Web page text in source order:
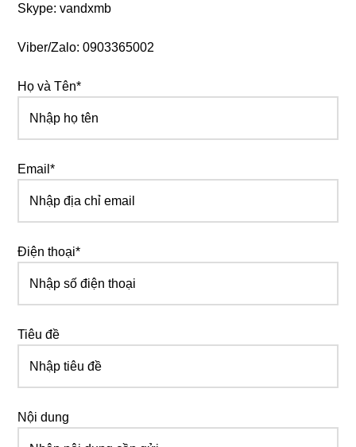
Skype: vandxmb
Viber/Zalo: 0903365002
Họ và Tên*
Email*
Điện thoại*
Tiêu đề
Nội dung